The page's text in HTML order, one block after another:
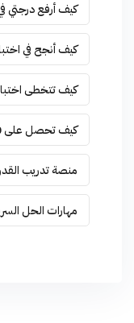
كيف أرفع درجتي
كيف أنجح في
كيف تتخطى
كيف تحصل على 100 في القدرات
منصة تدريب
مهارات الحل